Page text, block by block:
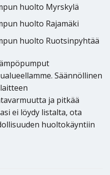
huolto Myrskylä
huolto Rajamäki
huolto Ruotsinpyhtää
Säännöllinen
ja pitkää
ei löydy listalta, ota
huoltokäyntiin